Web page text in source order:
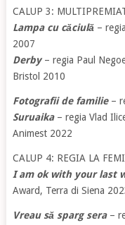
CALUP 3:
Lampa cu căciulă–
2007
Derby– regia Paul
Bristol 2010
Fotografii de familie–
Suruaika– regia Vlad
Animest 2022
CALUP 4: REGIA LA
I am ok with your last
Award, Terra di Siena
Vreau să sparg sera–